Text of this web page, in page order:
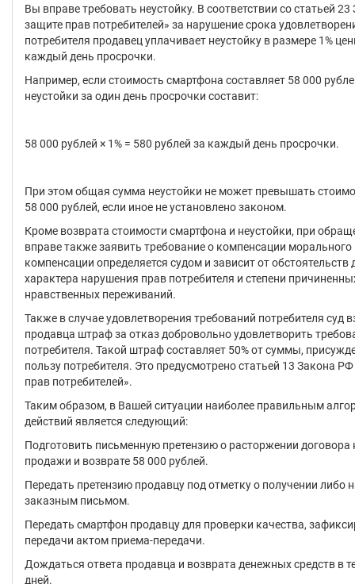
Вы вправе требовать неустойку. В соответствии со статьей
защите прав потребителей» за нарушение срока
потребителя продавец уплачивает неустойку в размере 1%
каждый день просрочки.
Например, если стоимость смартфона составляет 58 000
неустойки за один день просрочки составит:
58 000 рублей × 1% = 580 рублей за каждый день просрочки.
При этом общая сумма неустойки не может превышать
58 000 рублей, если иное не установлено законом.
Кроме возврата стоимости смартфона и неустойки, при
вправе также заявить требование о компенсации
компенсации определяется судом и зависит от обстоятельств
характера нарушения прав потребителя и степени
нравственных переживаний.
Также в случае удовлетворения требований потребителя суд
продавца штраф за отказ добровольно удовлетворить
потребителя. Такой штраф составляет 50% от суммы,
пользу потребителя. Это предусмотрено статьей 13 Закона
прав потребителей».
Таким образом, в Вашей ситуации наиболее правильным
действий является следующий:
Подготовить письменную претензию о расторжении договора
продажи и возврате 58 000 рублей.
Передать претензию продавцу под отметку о получении либо
заказным письмом.
Передать смартфон продавцу для проверки качества,
передачи актом приема-передачи.
Дождаться ответа продавца и возврата денежных средств в
дней.